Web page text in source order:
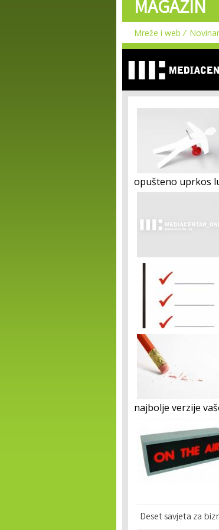
MAGAZIN
Mreže i web
opušteno uprkos
najbolje verzije
Deset savjeta za